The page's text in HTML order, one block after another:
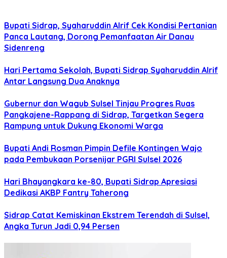
Bupati Sidrap, Syaharuddin Alrif Cek Kondisi Pertanian
Panca Lautang, Dorong Pemanfaatan Air Danau
Sidenreng
Hari Pertama Sekolah, Bupati Sidrap Syaharuddin Alrif
Antar Langsung Dua Anaknya
Gubernur dan Wagub Sulsel Tinjau Progres Ruas
Pangkajene-Rappang di Sidrap, Targetkan Segera
Rampung untuk Dukung Ekonomi Warga
Bupati Andi Rosman Pimpin Defile Kontingen Wajo
pada Pembukaan Porsenijar PGRI Sulsel 2026
Hari Bhayangkara ke-80, Bupati Sidrap Apresiasi
Dedikasi AKBP Fantry Taherong
Sidrap Catat Kemiskinan Ekstrem Terendah di Sulsel,
Angka Turun Jadi 0,94 Persen